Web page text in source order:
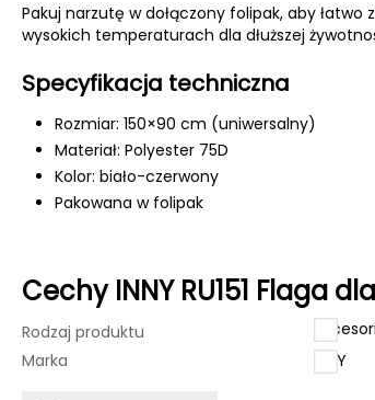
Pakuj narzutę w dołączony folipak, aby
wysokich temperaturach dla dłuższej
Specyfikacja techniczna
Rozmiar: 150×90 cm (uniwersalny)
Materiał: Polyester 75D
Kolor: biało-czerwony
Pakowana w folipak
Cechy INNY RU151 Flaga
Rodzaj produktu
Marka
INNY